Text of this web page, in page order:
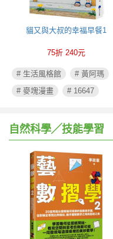
貓又與大叔的幸福早餐1
75折 240元
# 生活風格館 # 黃阿瑪
# 麥塊漫畫
# 16647
自然科學╱技能學習